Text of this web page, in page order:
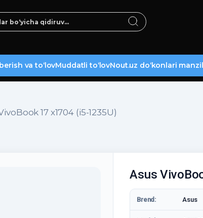
va to‘lovMuddatli to‘lovNout.uz do‘konlari
17 x1704 (i5-1235U)
Asus
Brend: Asus